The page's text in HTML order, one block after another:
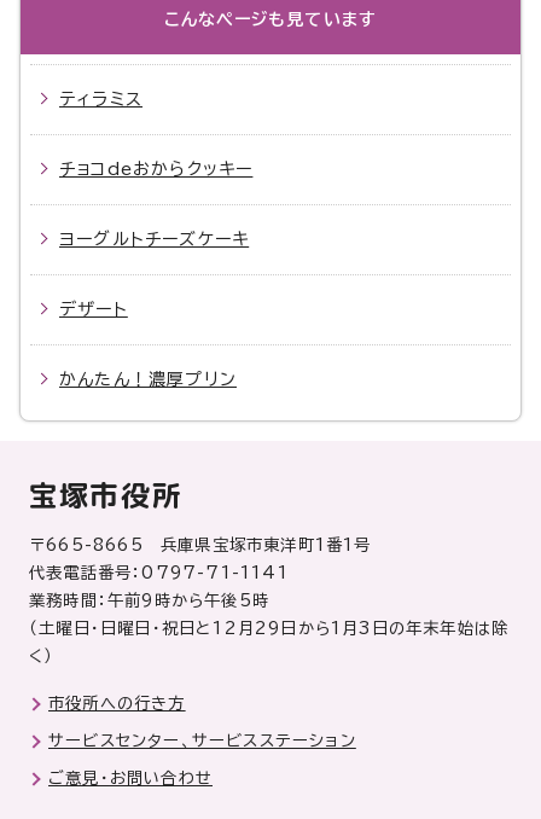
こんなページも見ています
ティラミス
チョコdeおからクッキー
ヨーグルトチーズケーキ
デザート
かんたん！濃厚プリン
宝塚市役所
〒665-8665 兵庫県宝塚市東洋町1番1号
代表電話番号：0797-71-1141
業務時間：午前9時から午後5時
（土曜日・日曜日・祝日と12月29日から1月3日の年末年始は除
く）
市役所への行き方
サービスセンター、サービスステーション
ご意見・お問い合わせ